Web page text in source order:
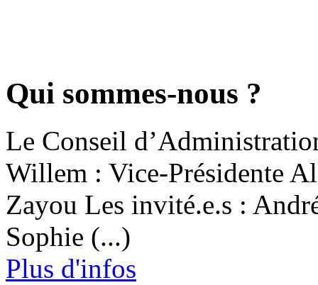
Qui sommes-nous ?
Le Conseil
Willem : Vice-Présidente
Zayou Les invité.e.s :
Sophie (...)
Plus d'infos